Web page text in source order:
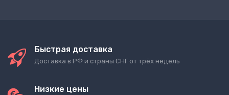
Быстрая доставка
Доставка в РФ и страны СНГ от трёх недель
Низкие цены